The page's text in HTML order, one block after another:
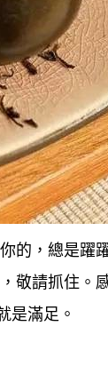
的，總是躍
敬請抓住。
是滿足。